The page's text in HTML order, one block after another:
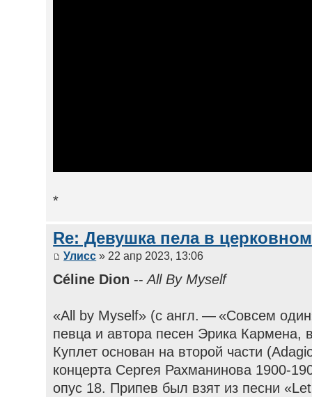
*
Re: Девушка пела в
Улисс » 22 апр 2023, 13:06
Céline Dion -- All By Myself
«All by Myself» (с англ. — «Совсем
певца и автора песен Эрика Кармена,
Куплет основан на второй части
концерта Сергея Рахманинова 1900-
опус 18. Припев был взят из песни